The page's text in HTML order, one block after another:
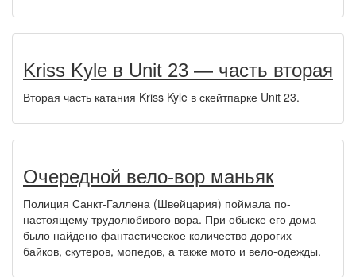
Kriss Kyle в Unit 23 — часть вторая
Вторая часть катания Kriss Kyle в скейтпарке Unit 23.
Очередной вело-вор маньяк
Полиция Санкт-Галлена (Швейцария) поймала по-
настоящему трудолюбивого вора. При обыске его дома
было найдено фантастическое количество дорогих
байков, скутеров, мопедов, а также мото и вело-одежды.